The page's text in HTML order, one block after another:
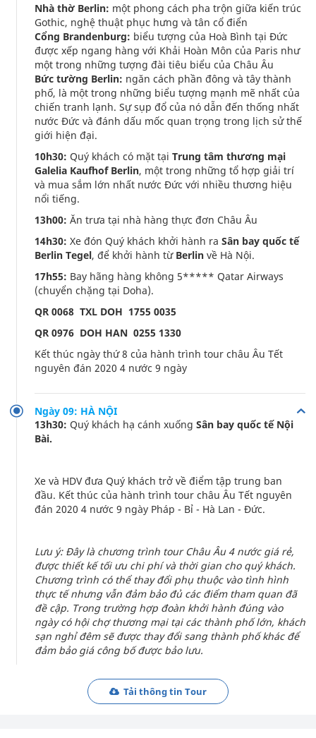
Nhà thờ Berlin: một phong cách pha trộn giữa kiến trúc
Gothic, nghệ thuật phục hưng và tân cổ điển
Cổng Brandenburg: biểu tượng của Hoà Bình tại Đức
được xếp ngang hàng với Khải Hoàn Môn của Paris như
một trong những tượng đài tiêu biểu của Châu Âu
Bức tường Berlin: ngăn cách phần đông và tây thành
phố, là một trong những biểu tượng mạnh mẽ nhất của
chiến tranh lạnh. Sự sụp đổ của nó dẫn đến thống nhất
nước Đức và đánh dấu mốc quan trọng trong lịch sử thế
giới hiện đại.
10h30: Quý khách có mặt tại Trung tâm thương mại
Galelia Kaufhof Berlin, một trong những tổ hợp giải trí
và mua sắm lớn nhất nước Đức với nhiều thương hiệu
nổi tiếng.
13h00: Ăn trưa tại nhà hàng thực đơn Châu Âu
14h30: Xe đón Quý khách khởi hành ra Sân bay quốc tế
Berlin Tegel, để khởi hành từ Berlin về Hà Nội.
17h55: Bay hãng hàng không 5***** Qatar Airways
(chuyển chặng tại Doha).
QR 0068 TXL DOH 1755 0035
QR 0976 DOH HAN 0255 1330
Kết thúc ngày thứ 8 của hành trình tour châu Âu Tết
nguyên đán 2020 4 nước 9 ngày
Ngày 09: HÀ NỘI
13h30: Quý khách hạ cánh xuống Sân bay quốc tế Nội
Bài.
Xe và HDV đưa Quý khách trở về điểm tập trung ban
đầu. Kết thúc của hành trình tour châu Âu Tết nguyên
đán 2020 4 nước 9 ngày Pháp - Bỉ - Hà Lan - Đức.
Lưu ý: Đây là chương trình tour Châu Âu 4 nước giá rẻ,
được thiết kế tối ưu chi phí và thời gian cho quý khách.
Chương trình có thể thay đổi phụ thuộc vào tình hình
thực tế nhưng vẫn đảm bảo đủ các điểm tham quan đã
đề cập. Trong trường hợp đoàn khởi hành đúng vào
ngày có hội chợ thương mại tại các thành phố lớn, khách
sạn nghỉ đêm sẽ được thay đổi sang thành phố khác để
đảm bảo giá công bố được bảo lưu.
Tải thông tin Tour